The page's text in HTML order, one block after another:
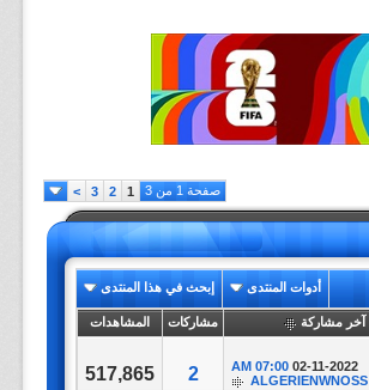
صفحة 1 من 3 1
2
3
>
أدوات المنتدى إبحث في هذا المنتدى
آخر مشاركة مشاركات المشاهدات
02-11-2022
07:00 AM
ALGERIENWNOSS
2
517,865